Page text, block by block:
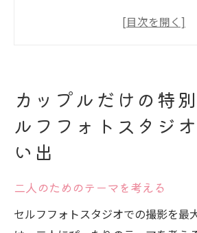
セルフフォトスタジオでの
自然な表情を引き出す撮
時間を忘れるほど楽しむ
の新提案
セルフフォトスタジオで
カップルだけの特
ルフフォトスタジ
い出
二人のためのテーマを考える
セルフフォトスタジオでの撮影を最